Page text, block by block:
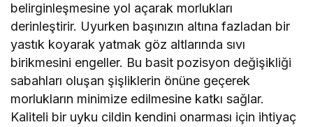
belirginleşmesine yol açarak morlukları
derinleştirir. Uyurken başınızın altına fazladan bir
yastık koyarak yatmak göz altlarında sıvı
birikmesini engeller. Bu basit pozisyon değişikliği
sabahları oluşan şişliklerin önüne geçerek
morlukların minimize edilmesine katkı sağlar.
Kaliteli bir uyku cildin kendini onarması için ihtiyaç